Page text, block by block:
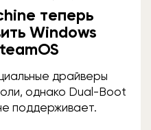
теперь
Windows
драйверы
однако Dual-Boot
поддерживает.